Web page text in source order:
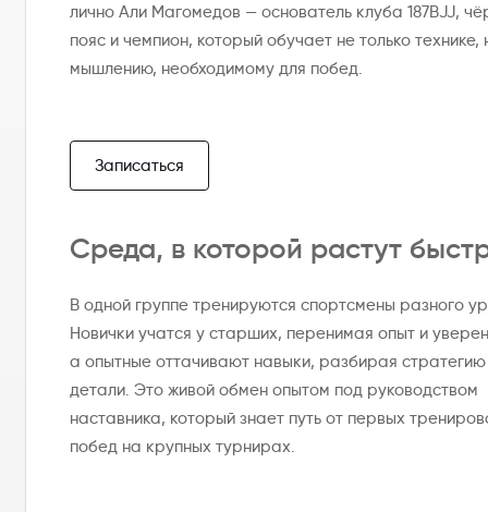
лично Али Магомедов — основатель клуба 187BJJ,
пояс и чемпион, который обучает не только технике,
мышлению, необходимому для побед.
Записаться
Среда, в которой растут
В одной группе тренируются спортсмены разного
Новички учатся у старших, перенимая опыт и
а опытные оттачивают навыки, разбирая стратегию
детали. Это живой обмен опытом под руководством
наставника, который знает путь от первых
побед на крупных турнирах.